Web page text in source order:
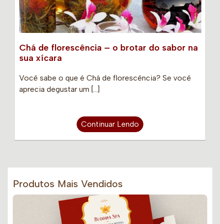
Chá de florescência – o brotar do sabor na
sua xícara
Você sabe o que é Chá de florescência? Se você
aprecia degustar um […]
Continuar Lendo
Produtos Mais Vendidos